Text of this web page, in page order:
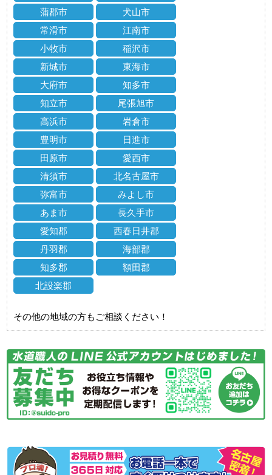
蒲郡市
犬山市
常滑市
江南市
小牧市
稲沢市
新城市
東海市
大府市
知多市
知立市
尾張旭市
高浜市
岩倉市
豊明市
日進市
田原市
愛西市
清須市
北名古屋市
弥富市
みよし市
あま市
長久手市
愛知郡
西春日井郡
丹羽郡
海部郡
知多郡
額田郡
北設楽郡
その他の地域の方もご相談ください！